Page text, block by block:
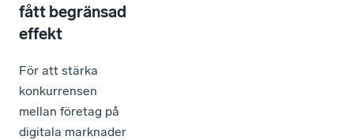
fått begränsad
effekt
För att stärka
konkurrensen
mellan företag på
digitala marknader